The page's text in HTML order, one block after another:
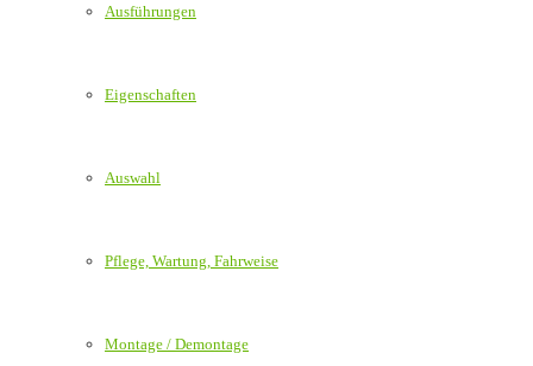
Ausführungen
Eigenschaften
Auswahl
Pflege, Wartung, Fahrweise
Montage / Demontage